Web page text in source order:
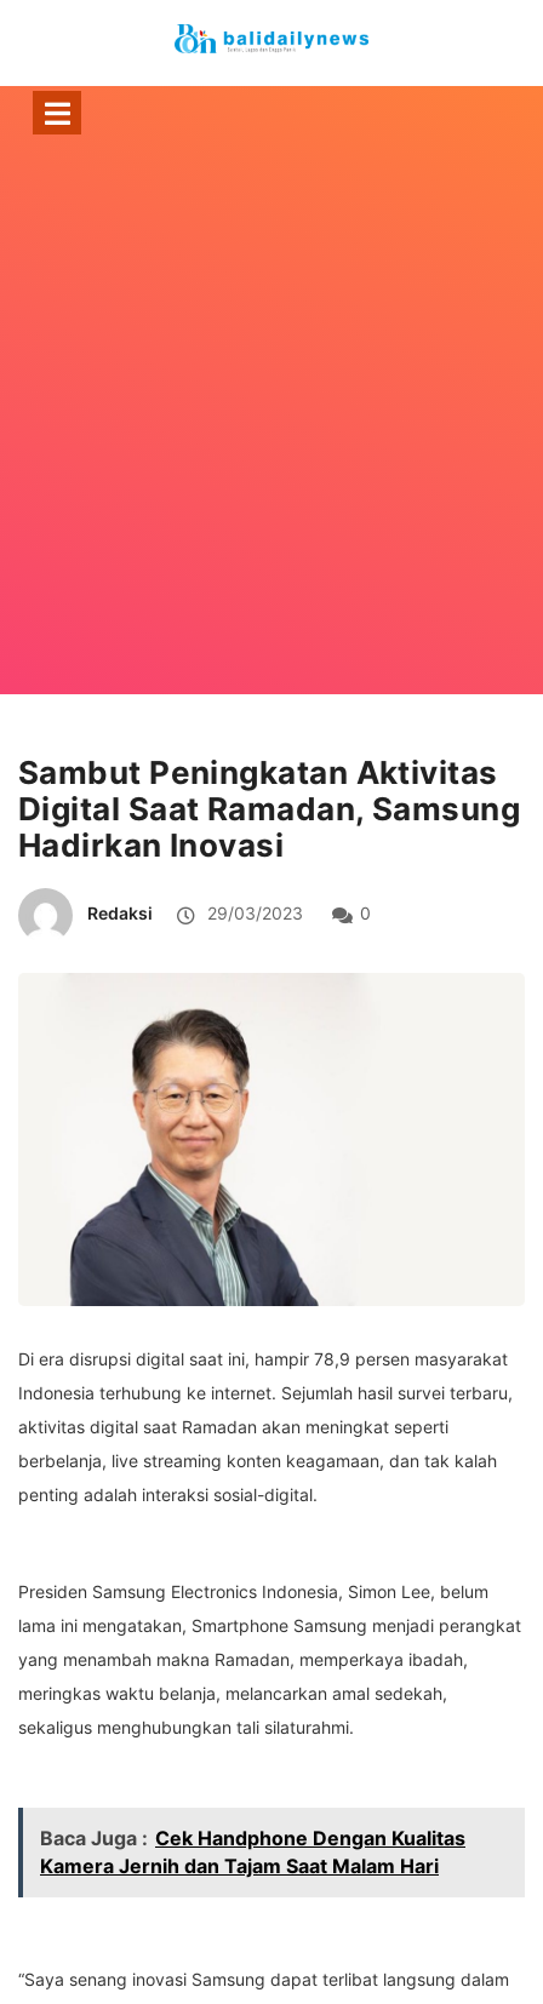
Sambut Peningkatan Aktivitas
Digital Saat Ramadan, Samsung
Hadirkan Inovasi
Redaksi 29/03/2023 0
Di era disrupsi digital saat ini, hampir 78,9 persen masyarakat
Indonesia terhubung ke internet. Sejumlah hasil survei terbaru,
aktivitas digital saat Ramadan akan meningkat seperti
berbelanja, live streaming konten keagamaan, dan tak kalah
penting adalah interaksi sosial-digital.
Presiden Samsung Electronics Indonesia, Simon Lee, belum
lama ini mengatakan, Smartphone Samsung menjadi perangkat
yang menambah makna Ramadan, memperkaya ibadah,
meringkas waktu belanja, melancarkan amal sedekah,
sekaligus menghubungkan tali silaturahmi.
Baca Juga : Cek Handphone Dengan Kualitas
Kamera Jernih dan Tajam Saat Malam Hari
“Saya senang inovasi Samsung dapat terlibat langsung dalam